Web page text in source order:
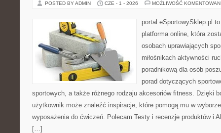
POSTED BY ADMIN CZE - 1 - 2026 MOŻLIWOŚĆ
portal eSportowySklep.pl
platforma online, która
osobach uprawiających
miłośnikach aktywności
poradnikową dla osób
porad dotyczących
sportowych, a także różnego rodzaju akcesoriów fitness. Dzięki
użytkownik może znaleźć inspiracje, które pomogą mu w
wyposażenia do ćwiczeń. Polecam Testy i recenzje produktów i
[…]